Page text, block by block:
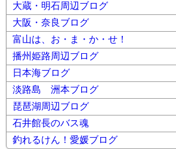
大蔵・明石周辺ブログ
大阪・奈良ブログ
富山は、お・ま・か・せ！
播州姫路周辺ブログ
日本海ブログ
淡路島 洲本ブログ
琵琶湖周辺ブログ
石井館長のバス魂
釣れるけん！愛媛ブログ